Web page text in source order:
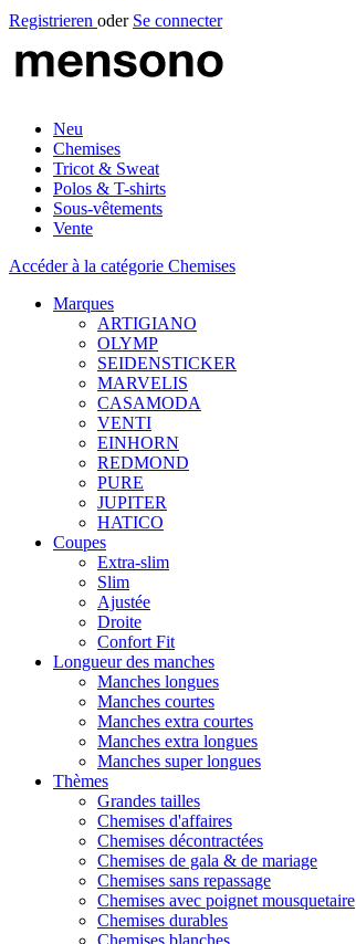
Registrieren oder Se connecter
Neu
Chemises
Tricot & Sweat
Polos & T-shirts
Sous-vêtements
Vente
Accéder à la catégorie Chemises
Marques
ARTIGIANO
OLYMP
SEIDENSTICKER
MARVELIS
CASAMODA
VENTI
EINHORN
REDMOND
PURE
JUPITER
HATICO
Coupes
Extra-slim
Slim
Ajustée
Droite
Confort Fit
Longueur des manches
Manches longues
Manches courtes
Manches extra courtes
Manches extra longues
Manches super longues
Thèmes
Grandes tailles
Chemises d'affaires
Chemises décontractées
Chemises de gala & de mariage
Chemises sans repassage
Chemises avec poignet mousquetaire
Chemises durables
Chemises blanches